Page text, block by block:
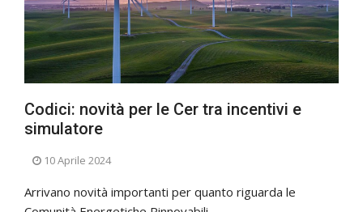
Codici: novità per le Cer tra incentivi e
simulatore
10 Aprile 2024
Arrivano novità importanti per quanto riguarda le